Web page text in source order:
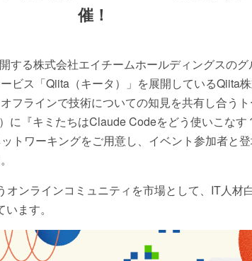
催！
する株式会社エイチームホールディングスの
ビス「Qiita（キータ）」を展開しているQiita
フラインで技術についての知見を共有し合う
に『キミたちはClaude Codeをどう使いこな
トワーキングをご用意し、イベント参加者と
ンラインコミュニティを市場として、IT人材
ます。